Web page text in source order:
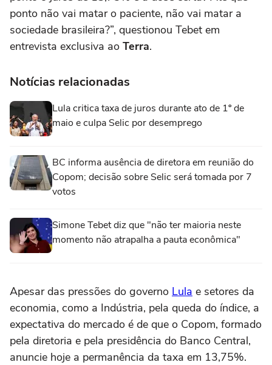
ponto não vai matar o paciente, não vai matar a
sociedade brasileira?”, questionou Tebet em
entrevista exclusiva ao Terra.
Notícias relacionadas
Lula critica taxa de juros durante ato de 1º de
maio e culpa Selic por desemprego
BC informa ausência de diretora em reunião do
Copom; decisão sobre Selic será tomada por 7
votos
Simone Tebet diz que "não ter maioria neste
momento não atrapalha a pauta econômica"
Apesar das pressões do governo Lula e setores da
economia, como a Indústria, pela queda do índice, a
expectativa do mercado é de que o Copom, formado
pela diretoria e pela presidência do Banco Central,
anuncie hoje a permanência da taxa em 13,75%.